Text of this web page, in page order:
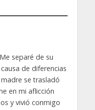
separé de su
de diferencias
se trasladó
en mi aflicción
y vivió conmigo